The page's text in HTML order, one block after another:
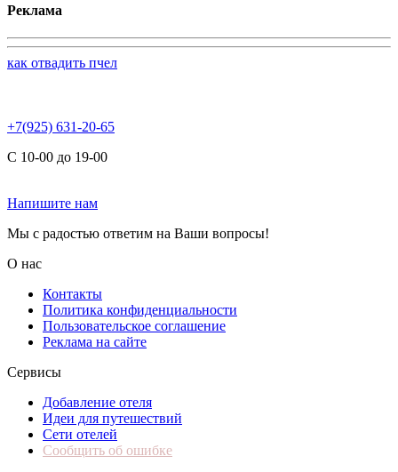
Реклама
как отвадить пчел
+7(925) 631-20-65
С 10-00 до 19-00
Напишите нам
Мы с радостью ответим на Ваши вопросы!
О нас
Контакты
Политика конфиденциальности
Пользовательское соглашение
Реклама на сайте
Сервисы
Добавление отеля
Идеи для путешествий
Сети отелей
Сообщить об ошибке